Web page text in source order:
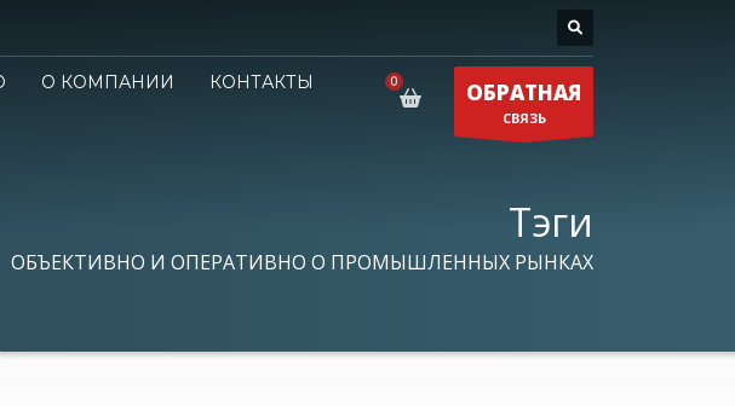
О КОМПАНИИ
КОНТАКТЫ
ОБРАТНАЯ
СВЯЗЬ
Тэги
ОБЪЕКТИВНО И ОПЕРАТИВНО О ПРОМЫШЛЕННЫХ РЫНКАХ